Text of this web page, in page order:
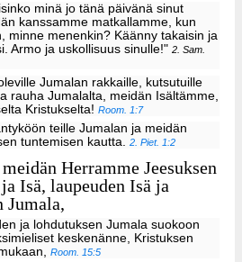
minä jo tänä päivänä sinut
kanssamme matkallamme, kun
minne menenkin? Käänny takaisin ja
Armo ja uskollisuus sinulle!"2. Sam.
Jumalan rakkaille, kutsutuille
rauha Jumalalta, meidän Isältämme,
Kristukselta!Room. 1:7
teille Jumalan ja meidän
tuntemisen kautta.2. Piet. 1:2
Herramme Jeesuksen
Isä, laupeuden Isä ja
Jumala,
ja lohdutuksen Jumala suokoon
keskenänne, Kristuksen
Room. 15:5